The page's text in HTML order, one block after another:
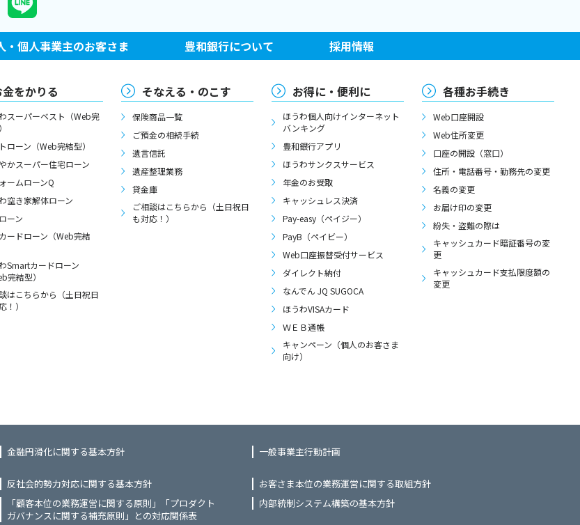
・個人事業主のお客さま 豊和銀行について 採用情報
金をかりる
スーパーベスト（Web完
ローン（Web完結型）
かスーパー住宅ローン
ームローンQ
空き家解体ローン
ーン
ードローン（Web完結
Smartカードローン
完結型）
はこちらから（土日祝日
！）
そなえる・のこす
保険商品一覧
ご預金の相続手続
遺言信託
遺産整理業務
貸金庫
ご相談はこちらから（土日祝日
も対応！）
お得に・便利に
ほうわ個人向けインターネット
バンキング
豊和銀行アプリ
ほうわサンクスサービス
年金のお受取
キャッシュレス決済
Pay-easy（ペイジー）
PayB（ペイビー）
Web口座振替受付サービス
ダイレクト納付
なんでん JQ SUGOCA
ほうわVISAカード
ＷＥＢ通帳
キャンペーン（個人のお客さま
向け）
各種お手続き
Web口座開設
Web住所変更
口座の開設（窓口）
住所・電話番号・勤務先の変更
名義の変更
お届け印の変更
紛失・盗難の際は
キャッシュカード暗証番号の変
更
キャッシュカード支払限度額の
変更
金融円滑化に関する基本方針 一般事業主行動計画
反社会的勢力対応に関する基本方針
お客さま本位の業務運営に関する取組方針
「顧客本位の業務運営に関する原則」「プロダクト
ガバナンスに関する補充原則」との対応関係表
内部統制システム構築の基本方針